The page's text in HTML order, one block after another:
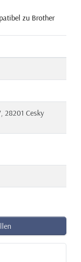
zu Brother
28201 Cesky